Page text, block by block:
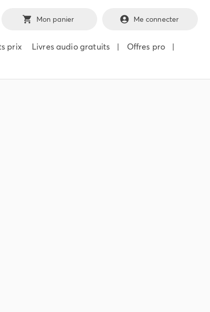
Mon panier Me connecter
prix Livres audio gratuits | Offres pro
|